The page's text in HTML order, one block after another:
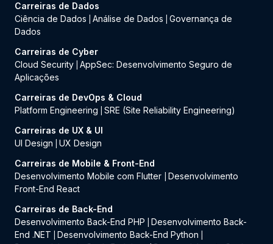
Carreiras de Dados
Ciência de Dados
Análise de Dados
Governança de
Dados
Carreiras de Cyber
Cloud Security AppSec: Desenvolvimento Seguro de
Aplicações
Carreiras de DevOps & Cloud
Platform Engineering
SRE (Site Reliability Engineering)
Carreiras de UX & UI
UI Design
UX Design
Carreiras de Mobile & Front-End
Desenvolvimento Mobile com Flutter
Desenvolvimento
Front-End React
Carreiras de Back-End
Desenvolvimento Back-End PHP
Desenvolvimento Back-
End .NET
Desenvolvimento Back-End Python